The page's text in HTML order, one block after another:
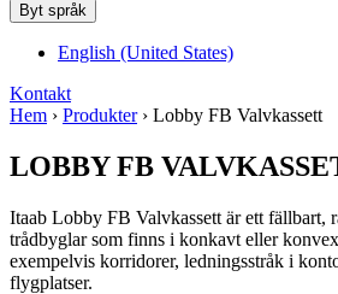
Byt språk
English (United States)
Kontakt
Hem › Produkter› Lobby FB Valvkassett
LOBBY FB
Itaab Lobby FB Valvkassett är ett fällbart,
trådbyglar som finns i konkavt eller
exempelvis korridorer, ledningsstråk i
flygplatser.